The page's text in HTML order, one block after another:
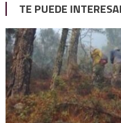
TE PUEDE